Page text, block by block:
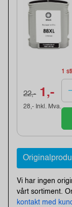
22,- 1,-
28,- Inkl. Mva.
1
Vi har ingen
vårt sortiment.
kontakt med